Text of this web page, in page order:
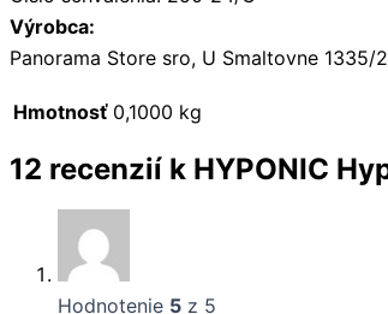
Výrobca:
Panorama Store sro, U Smaltovne 1335/
Hmotnosť 0,1000 kg
12 recenzií k HYPONIC
Hodnotenie 5 z 5